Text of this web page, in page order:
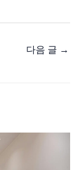
다음 글 →